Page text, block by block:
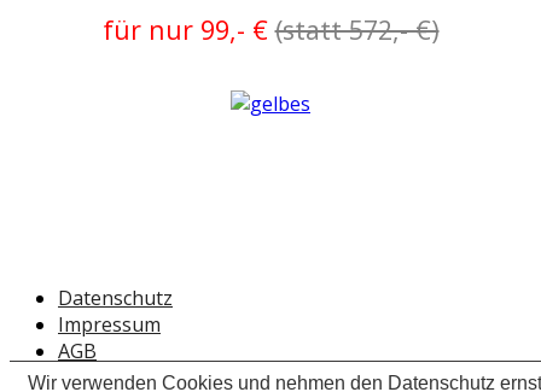
Wir verwenden Cookies und nehmen den Datenschutz
für nur 99,- € (statt 572,- €)
Datenschutz
Impressum
AGB